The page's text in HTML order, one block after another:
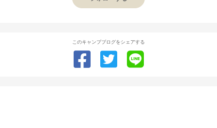
このキャンプブログをシェアする